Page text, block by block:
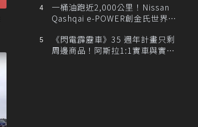
一桶油跑近2,000公里！Nissan
Qashqai e-POWER創金氏世界紀
《閃電霹靂車》35 週年計畫只剩
周邊商品！阿斯拉1:1實車與實體